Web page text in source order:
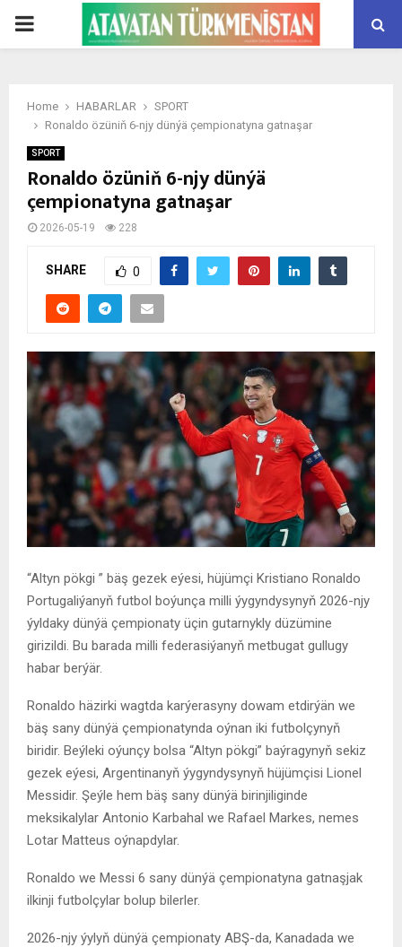
PRIMARY
Home HABARLAR
SPORT
Ronaldo özüniň 6-njy dünýä çempionatyna gatnaşar
SPORT
Ronaldo özüniň 6-njy dünýä
çempionatyna gatnaşar
2026-05-19 228
SHARE 0
“Altyn pökgi ” bäş gezek eýesi, hüjümçi Kristiano Ronaldo
Portugaliýanyň futbol boýunça milli ýygyndysynyň 2026-njy
ýyldaky dünýä çempionaty üçin gutarnykly düzümine
girizildi. Bu barada milli federasiýanyň metbugat gullugy
habar berýär.
Ronaldo häzirki wagtda karýerasyny dowam etdirýän we
bäş sany dünýä çempionatynda oýnan iki futbolçynyň
biridir. Beýleki oýunçy bolsa “Altyn pökgi” baýragynyň sekiz
gezek eýesi, Argentinanyň ýygyndysynyň hüjümçisi Lionel
Messidir. Şeýle hem bäş sany dünýä birinjiliginde
meksikalylar Antonio Karbahal we Rafael Markes, nemes
Lotar Matteus oýnapdylar.
Ronaldo we Messi 6 sany dünýä çempionatyna gatnaşjak
ilkinji futbolçylar bolup bilerler.
2026-njy ýylyň dünýä çempionaty ABŞ-da, Kanadada we